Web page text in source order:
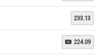
233.13
 224.09